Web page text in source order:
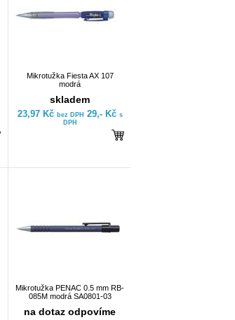
Mikrotužka Fiesta AX 107
modrá
skladem
23,97 Kč bez DPH 29,- Kč s
DPH
Mikrotužka PENAC 0.5 mm RB-
085M modrá SA0801-03
na dotaz odpovíme